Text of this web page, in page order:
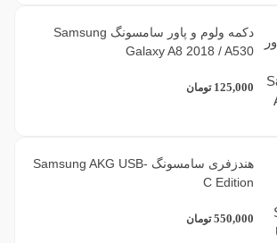
دکمه ولوم و پاور سامسونگ Samsung
Galaxy A8 2018 / A530
125,000 تومان
هندزفری سامسونگ Samsung AKG USB-
C Edition
550,000 تومان